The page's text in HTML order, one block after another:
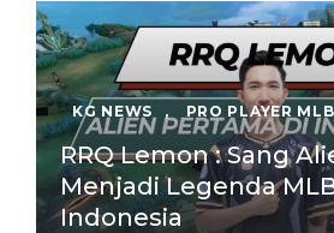
KG NEWS , PRO PLAYER
RRQ Lemon : Sang
Menjadi Legenda
Indonesia